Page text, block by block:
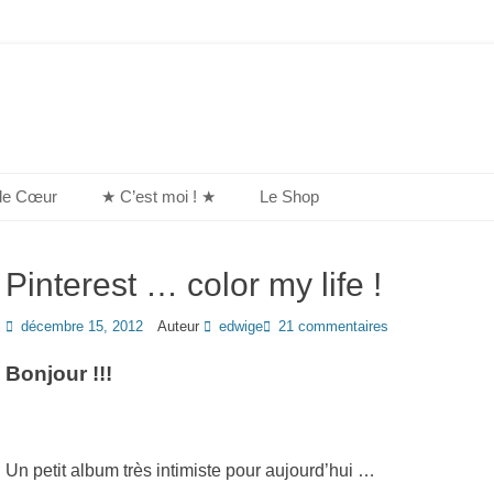
Cœur ★ C’est moi ! ★ Le Shop
Pinterest … color my life !
Posted
décembre 15, 2012 Auteur edwige 21 commentaires
Bonjour !!!
Un petit album très intimiste pour aujourd’hui …